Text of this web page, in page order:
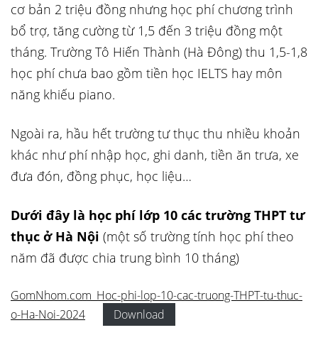
cơ bản 2 triệu đồng nhưng học phí chương trình
bổ trợ, tăng cường từ 1,5 đến 3 triệu đồng một
tháng. Trường Tô Hiến Thành (Hà Đông) thu 1,5-1,8
học phí chưa bao gồm tiền học IELTS hay môn
năng khiếu piano.
Ngoài ra, hầu hết trường tư thục thu nhiều khoản
khác như phí nhập học, ghi danh, tiền ăn trưa, xe
đưa đón, đồng phục, học liệu…
Dưới đây là học phí lớp 10 các trường THPT tư
thục ở Hà Nội (một số trường tính học phí theo
năm đã được chia trung bình 10 tháng)
GomNhom.com_Hoc-phi-lop-10-cac-truong-THPT-tu-thuc-
o-Ha-Noi-2024
Download